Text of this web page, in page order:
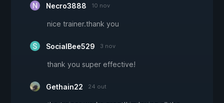
Necro3888 10 nov
nice trainer.thank you
SocialBee529 3 nov
thank you super effective!
Gethain22 24 out